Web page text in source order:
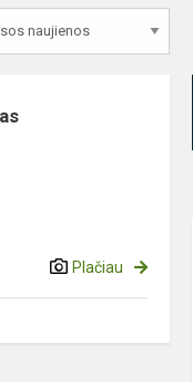
Plačiau